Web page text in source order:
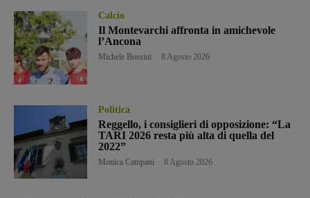
Calcio
Il Montevarchi affronta in amichevole
l’Ancona
Michele Bossini 8 Agosto 2026
Politica
Reggello, i consiglieri di opposizione: “La
TARI 2026 resta più alta di quella del
2022”
Monica Campani 8 Agosto 2026